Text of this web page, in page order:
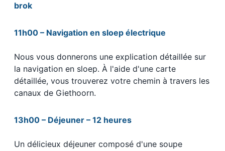
brok
11h00 – Navigation en sloep électrique
Nous vous donnerons une explication détaillée sur
la navigation en sloep. À l'aide d'une carte
détaillée, vous trouverez votre chemin à travers les
canaux de Giethoorn.
13h00 – Déjeuner – 12 heures
Un délicieux déjeuner composé d'une soupe